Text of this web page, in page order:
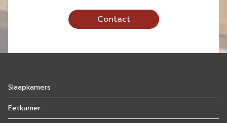
Contact
Slaapkamers
Eetkamer